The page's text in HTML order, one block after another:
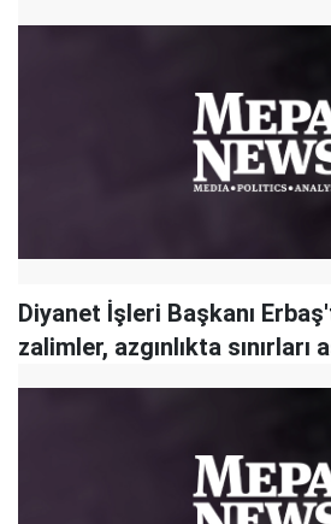
Diyanet İşleri Başkanı
zalimler, azgınlıkta sınırları